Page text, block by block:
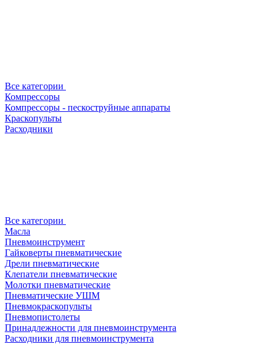
Все категории
Компрессоры
Компрессоры - пескоструйные аппараты
Краскопульты
Расходники
Все категории
Масла
Пневмоинструмент
Гайковерты пневматические
Дрели пневматические
Клепатели пневматические
Молотки пневматические
Пневматические УШМ
Пневмокраскопульты
Пневмопистолеты
Принадлежности для пневмоинструмента
Расходники для пневмоинструмента